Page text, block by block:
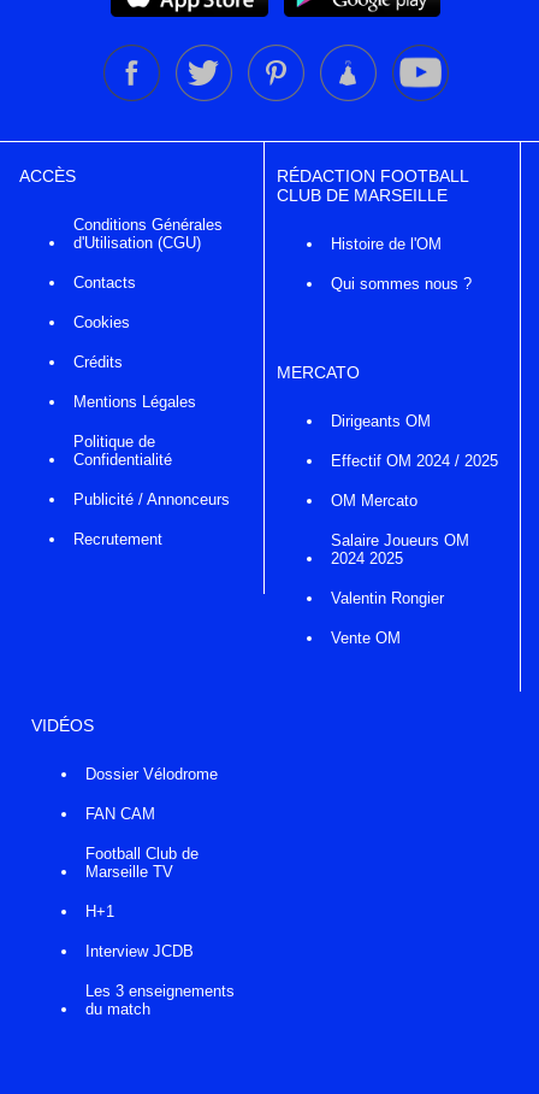
ACCÈS
Conditions Générales
d'Utilisation (CGU)
Contacts
Cookies
Crédits
Mentions Légales
Politique de
Confidentialité
Publicité / Annonceurs
Recrutement
RÉDACTION FOOTBALL
CLUB DE MARSEILLE
Histoire de l'OM
Qui sommes nous ?
MERCATO
Dirigeants OM
Effectif OM 2024 / 2025
OM Mercato
Salaire Joueurs OM
2024 2025
Valentin Rongier
Vente OM
VIDÉOS
Dossier Vélodrome
FAN CAM
Football Club de
Marseille TV
H+1
Interview JCDB
Les 3 enseignements
du match